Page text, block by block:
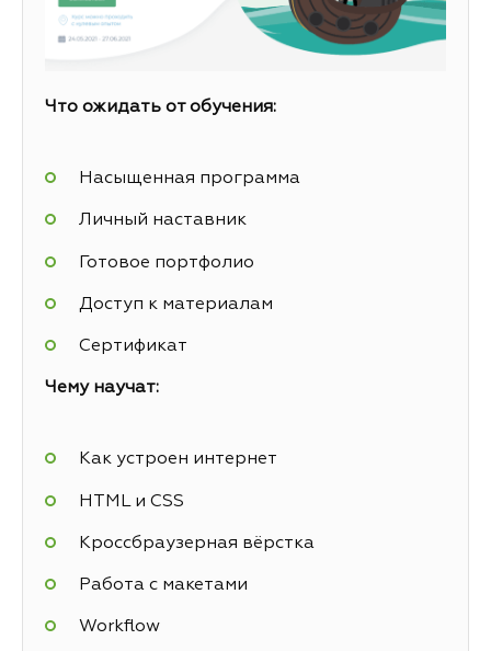
Что ожидать от обучения:
Насыщенная программа
Личный наставник
Готовое портфолио
Доступ к материалам
Сертификат
Чему научат:
Как устроен интернет
HTML и CSS
Кроссбраузерная вёрстка
Работа с макетами
Workflow